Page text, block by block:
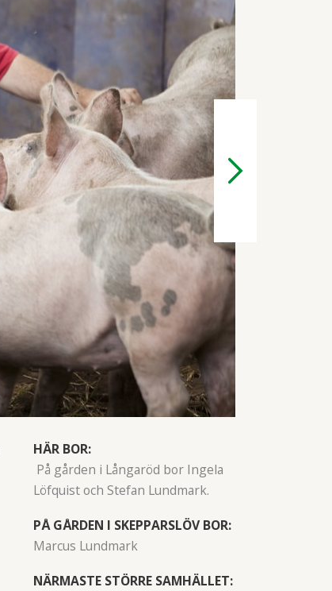
HÄR BOR:
På gården i Långaröd bor Ingela
Löfquist och Stefan Lundmark.
PÅ GÅRDEN I SKEPPARSLÖV BOR:
Marcus Lundmark
NÄRMASTE STÖRRE SAMHÄLLET: